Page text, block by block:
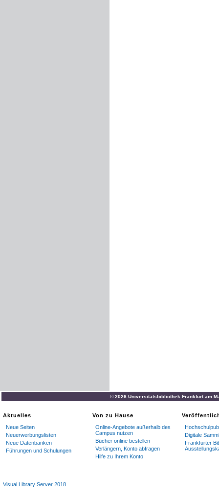
© 2026 Universitätsbibliothek Frankfurt am
Aktuelles
Neue Seiten
Neuerwerbungslisten
Neue Datenbanken
Führungen und Schulungen
Von zu Hause
Online-Angebote außerhalb des
Campus nutzen
Bücher online bestellen
Verlängern, Konto abfragen
Hilfe zu Ihrem Konto
Digitale
Frankfurter
Visual Library Server 2018